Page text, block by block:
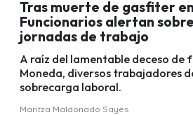
Tras muerte de gasfiter
Funcionarios alertan
jornadas de trabajo
A raíz del lamentable deceso de
Moneda, diversos trabajadores
sobrecarga laboral.
Maritza Maldonado Sayes